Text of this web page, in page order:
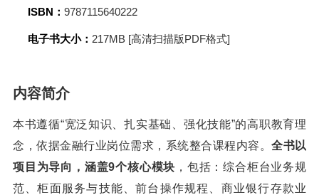
ISBN： 9787115640222
电子书大小： 217MB [高清扫描版PDF格式]
内容简介
本书遵循“宽泛知识、扎实基础、强化技能”的高职教育理
念，依据金融行业岗位需求，系统整合课程内容。 全书以
项目为导向，涵盖9个核心模块 ，包括：综合柜台业务规
范、柜面服务与技能、前台操作规程、商业银行存款业